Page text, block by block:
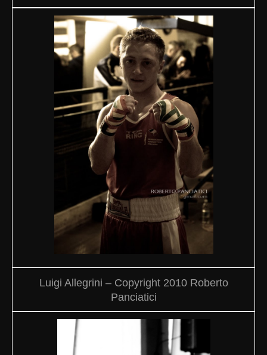
Luigi Allegrini – Copyright 2010 Roberto
Panciatici